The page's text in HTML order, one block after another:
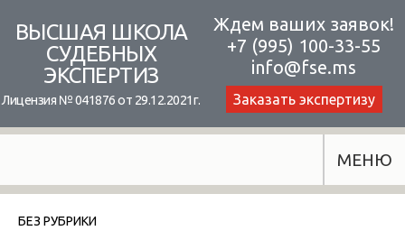
content
ВЫСШАЯ ШКОЛА
СУДЕБНЫХ
ЭКСПЕРТИЗ
Лицензия № 041876 от 29.12.2021г.
Ждем ваших заявок!
+7 (995) 100-33-55
info@fse.ms
Заказать экспертизу
МЕНЮ
БЕЗ РУБРИКИ